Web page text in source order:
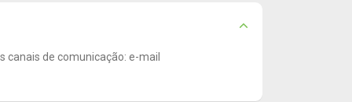
canais de comunicação: e-mail